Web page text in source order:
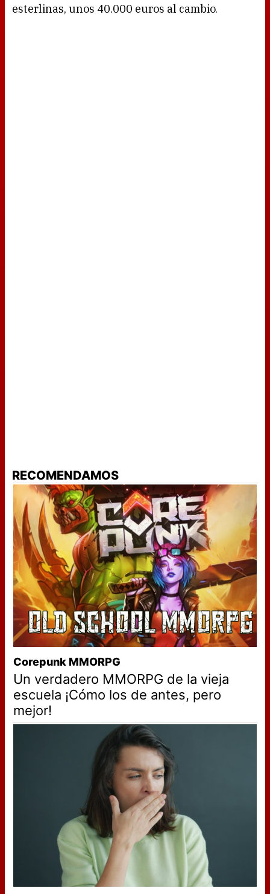
esterlinas, unos 40.000 euros al cambio.
RECOMENDAMOS
Corepunk MMORPG
Un verdadero MMORPG de la vieja
escuela ¡Cómo los de antes, pero
mejor!